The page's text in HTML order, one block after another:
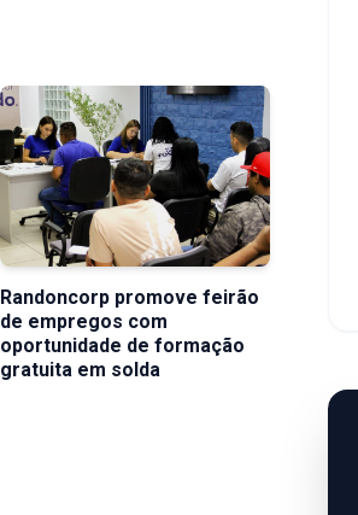
Randoncorp promove feirão
de empregos com
oportunidade de formação
gratuita em solda